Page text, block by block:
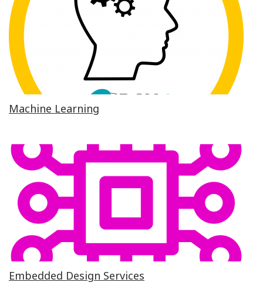
Machine Learning
Embedded Design Services